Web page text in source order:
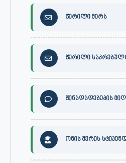
წერილი მერს
წერილი
წინადადებების
ონის მერის